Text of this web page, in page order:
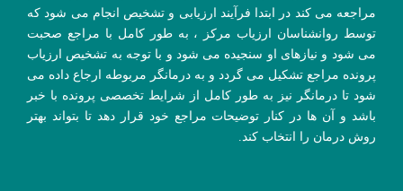
مراجعه می کند در ابتدا فرآیند ارزیابی و تشخیص انجام می شود که
توسط روانشناسان ارزیاب مرکز ، به طور کامل با مراجع صحبت
می شود و نیازهای او سنجیده می شود و با توجه به تشخیص ارزیاب
پرونده مراجع تشکیل می گردد و به درمانگر مربوطه ارجاع داده می
شود تا درمانگر نیز به طور کامل از شرایط تخصصی پرونده با خبر
باشد و آن ها در کنار توضیحات مراجع خود قرار دهد تا بتواند بهتر
روش درمان را انتخاب کند.